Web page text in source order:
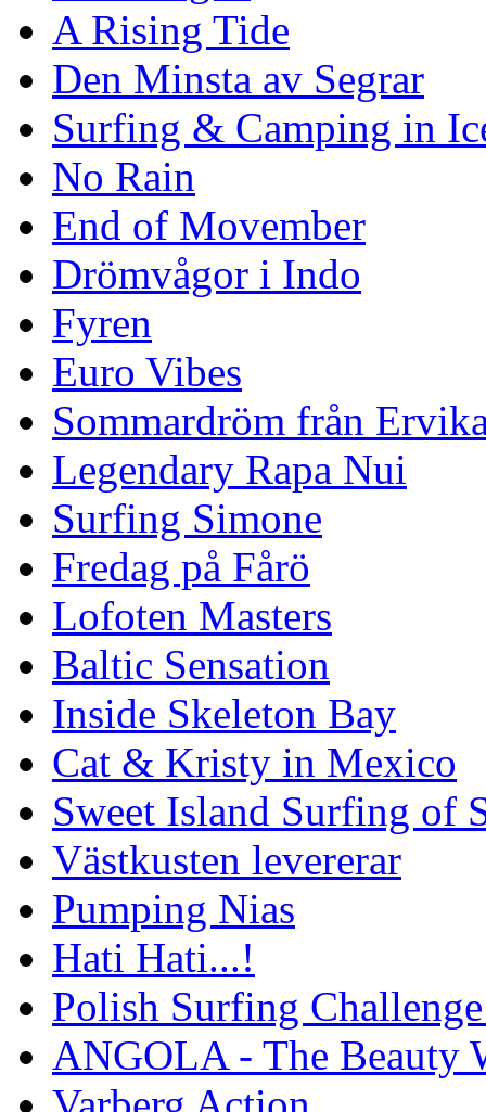
A Rising Tide
Den Minsta av Segrar
Surfing & Camping in
No Rain
End of Movember
Drömvågor i Indo
Fyren
Euro Vibes
Sommardröm från
Legendary Rapa Nui
Surfing Simone
Fredag på Fårö
Lofoten Masters
Baltic Sensation
Inside Skeleton Bay
Cat & Kristy in Mexico
Sweet Island Surfing of
Västkusten levererar
Pumping Nias
Hati Hati...!
Polish Surfing
ANGOLA - The Beauty